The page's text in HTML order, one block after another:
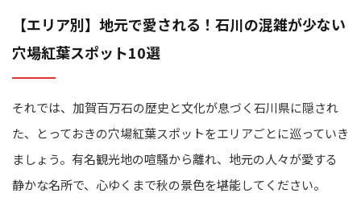
【エリア別】地元で愛される！石川の混雑が少ない
穴場紅葉スポット10選
それでは、加賀百万石の歴史と文化が息づく石川県に隠され
た、とっておきの穴場紅葉スポットをエリアごとに巡っていき
ましょう。有名観光地の喧騒から離れ、地元の人々が愛する
静かな名所で、心ゆくまで秋の景色を堪能してください。